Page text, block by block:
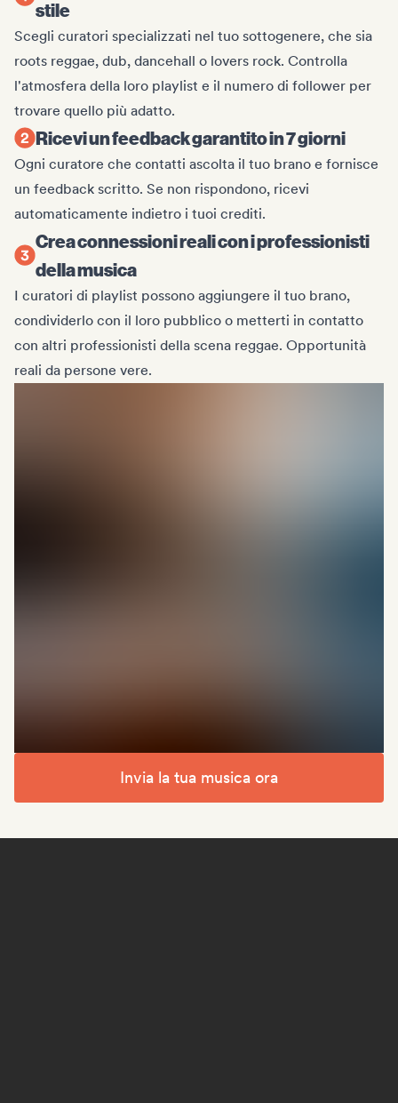
stile
Scegli curatori specializzati nel tuo sottogenere, che sia
roots reggae, dub, dancehall o lovers rock. Controlla
l'atmosfera della loro playlist e il numero di follower per
trovare quello più adatto.
Ricevi un feedback garantito in 7 giorni
Ogni curatore che contatti ascolta il tuo brano e fornisce
un feedback scritto. Se non rispondono, ricevi
automaticamente indietro i tuoi crediti.
Crea connessioni reali con i professionisti
della musica
I curatori di playlist possono aggiungere il tuo brano,
condividerlo con il loro pubblico o metterti in contatto
con altri professionisti della scena reggae. Opportunità
reali da persone vere.
Invia la tua musica ora